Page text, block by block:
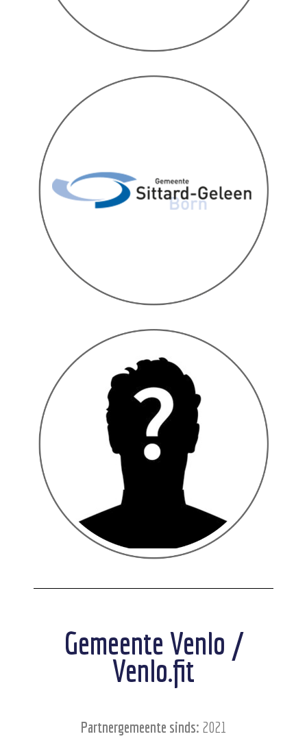
Gemeente Venlo /
Venlo.fit
Partnergemeente sinds: 2021